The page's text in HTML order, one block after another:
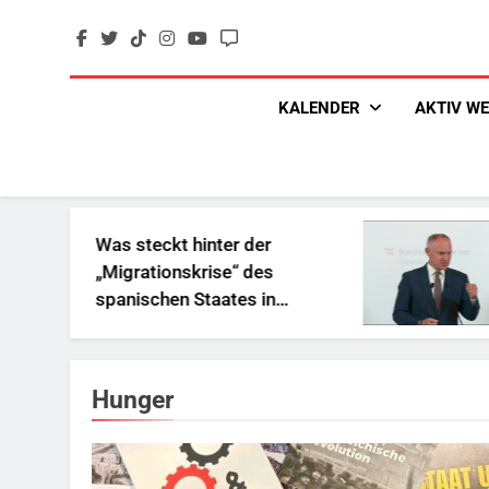
KALENDER AKTIV
Was steckt hinter der
„Migrationskrise“ des
spanischen Staates in
und
Hunger